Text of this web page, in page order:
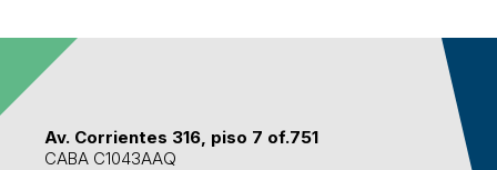
Av. Corrientes 316, piso 7 of.751
CABA C1043AAQ